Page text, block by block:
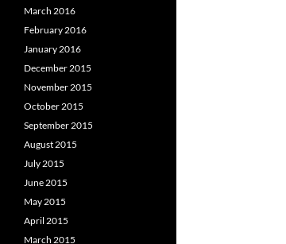
March 2016
February 2016
January 2016
December 2015
November 2015
October 2015
September 2015
August 2015
July 2015
June 2015
May 2015
April 2015
March 2015